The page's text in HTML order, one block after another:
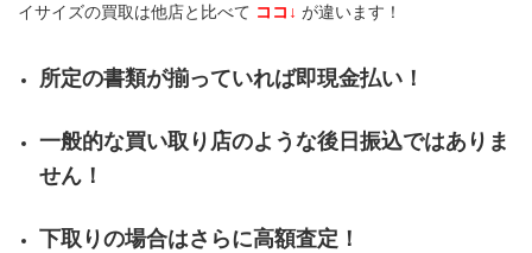
イサイズの買取は他店と比べて ココ↓ が違います！
所定の書類が揃っていれば即現金払い！
一般的な買い取り店のような後日振込ではありま
せん！
下取りの場合はさらに高額査定！